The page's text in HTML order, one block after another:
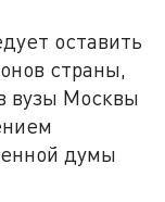
оставить
страны,
вузы Москвы
думы